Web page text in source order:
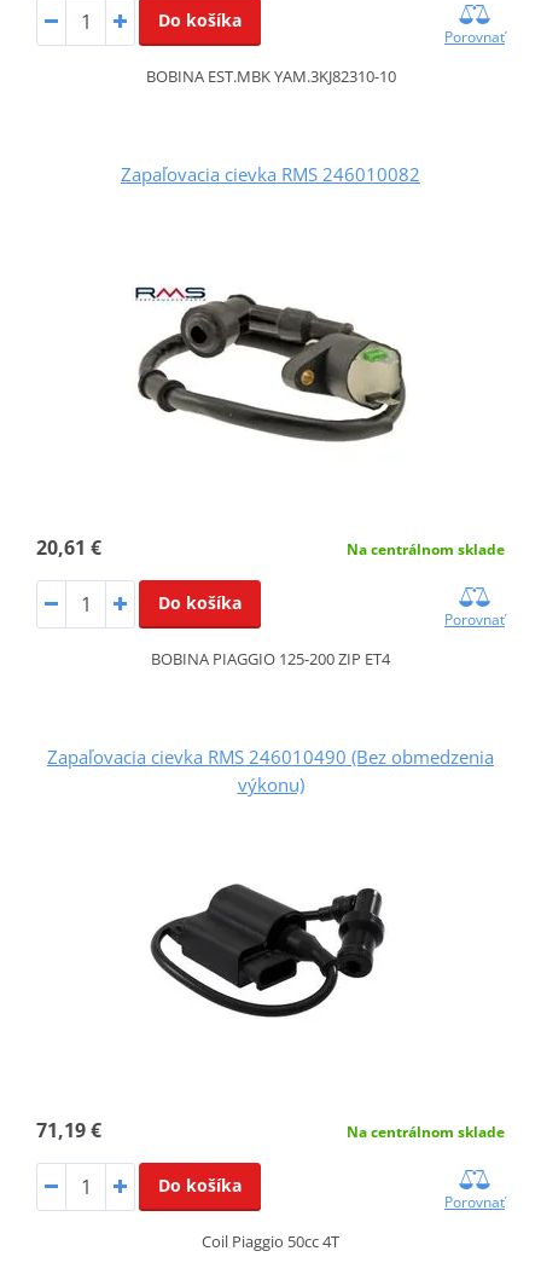
Do košíka
Porovnať
BOBINA EST.MBK YAM.3KJ82310-10
Zapaľovacia cievka RMS 246010082
20,61 € Na centrálnom sklade
Do košíka
Porovnať
BOBINA PIAGGIO 125-200 ZIP ET4
Zapaľovacia cievka RMS 246010490 (Bez obmedzenia
výkonu)
71,19 € Na centrálnom sklade
Do košíka
Porovnať
Coil Piaggio 50cc 4T